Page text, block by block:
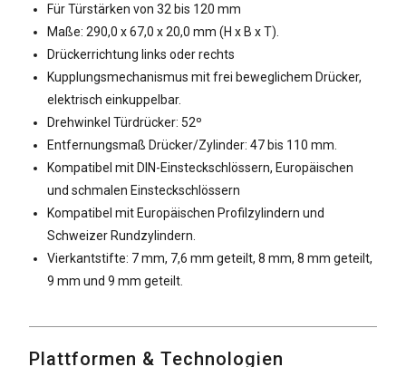
Für Türstärken von 32 bis 120 mm
Maße: 290,0 x 67,0 x 20,0 mm (H x B x T).
Drückerrichtung links oder rechts
Kupplungsmechanismus mit frei beweglichem Drücker,
elektrisch einkuppelbar.
Drehwinkel Türdrücker: 52º
Entfernungsmaß Drücker/Zylinder: 47 bis 110 mm.
Kompatibel mit DIN-Einsteckschlössern, Europäischen
und schmalen Einsteckschlössern
Kompatibel mit Europäischen Profilzylindern und
Schweizer Rundzylindern.
Vierkantstifte: 7 mm, 7,6 mm geteilt, 8 mm, 8 mm geteilt,
9 mm und 9 mm geteilt.
Plattformen & Technologien